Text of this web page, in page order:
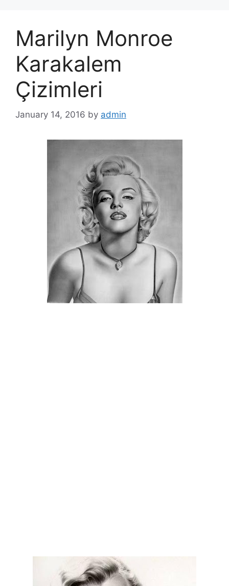
Marilyn Monroe
Karakalem
Çizimleri
January 14, 2016 by admin